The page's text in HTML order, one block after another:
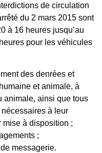
de circulation
du 2 mars 2015 sont
à 16 heures jusqu’au
pour les véhicules
des denrées et
et animale, à
animale, ainsi que tous
à leur
mise à disposition ;
;
messagerie.